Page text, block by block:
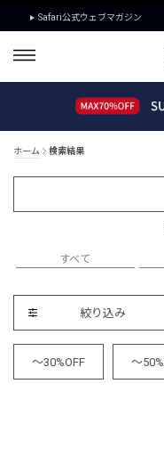
Safari公式ウェブマガジン
ホーム 検索結果
すべて
絞り込み
～30%OFF ～